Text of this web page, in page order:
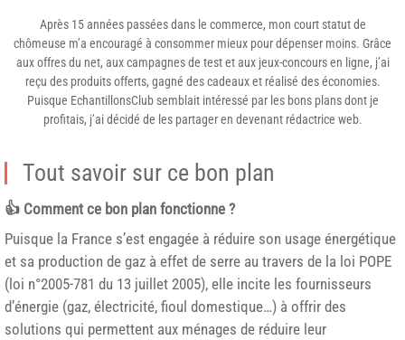
Après 15 années passées dans le commerce, mon court statut de
chômeuse m’a encouragé à consommer mieux pour dépenser moins. Grâce
aux offres du net, aux campagnes de test et aux jeux-concours en ligne, j’ai
reçu des produits offerts, gagné des cadeaux et réalisé des économies.
Puisque EchantillonsClub semblait intéressé par les bons plans dont je
profitais, j’ai décidé de les partager en devenant rédactrice web.
Tout savoir sur ce bon plan
👍 Comment ce bon plan fonctionne ?
Puisque la France s’est engagée à réduire son usage énergétique
et sa production de gaz à effet de serre au travers de la loi POPE
(loi n°2005-781 du 13 juillet 2005), elle incite les fournisseurs
d’énergie (gaz, électricité, fioul domestique…) à offrir des
solutions qui permettent aux ménages de réduire leur